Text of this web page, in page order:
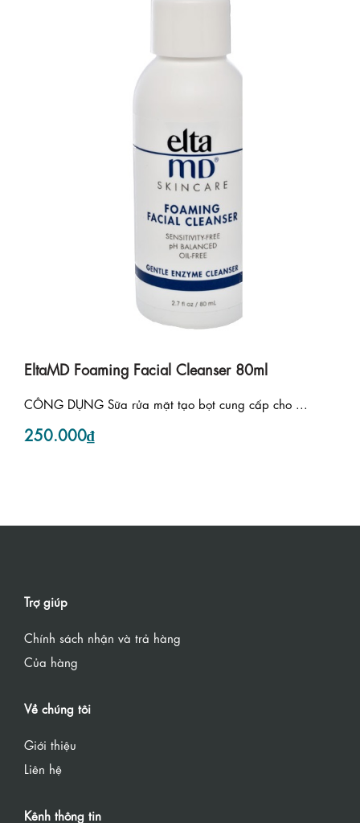
EltaMD Foaming Facial Cleanser 80ml
CÔNG DỤNG Sữa rửa mặt tạo bọt cung cấp cho ...
250.000₫
Trợ giúp
Chính sách nhận và trả hàng
Của hàng
Về chúng tôi
Giới thiệu
Liên hệ
Kênh thông tin